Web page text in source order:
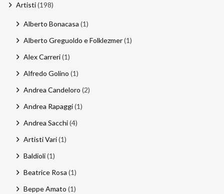
Artisti(198)
Alberto Bonacasa (1)
Alberto Greguoldo e Folklezmer(1)
Alex Carreri(1)
Alfredo Golino (1)
Andrea Candeloro (2)
Andrea Rapaggi(1)
Andrea Sacchi(4)
Artisti Vari(1)
Baldioli(1)
Beatrice Rosa (1)
Beppe Amato (1)